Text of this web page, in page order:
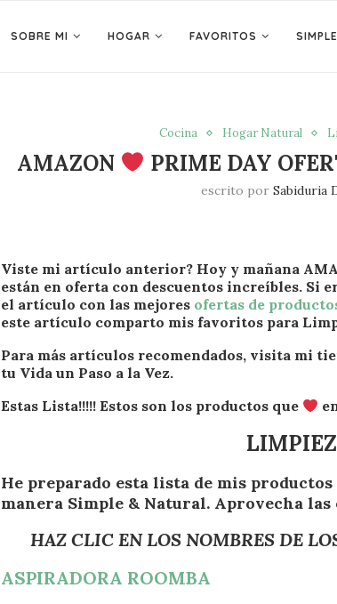
SOBRE MI HOGAR FAVORITOS
Cocina Hogar Natural
AMAZON PRIME DAY
escrito por Sabiduria
Viste mi artículo anterior? Hoy y mañana
están en oferta con descuentos increíbles. Si
el artículo con las mejores ofertas de
este artículo comparto mis favoritos para
Para más artículos recomendados, visita mi
tu Vida un Paso a la Vez.
Estas Lista!!!!! Estos son los productos que
He preparado esta lista de mis
manera Simple & Natural. Aprovecha las
HAZ CLIC EN LOS NOMBRES DE
ASPIRADORA ROOMBA